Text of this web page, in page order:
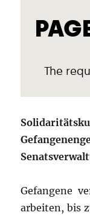
Gefangene
arbeiten, bis